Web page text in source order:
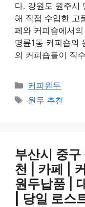
다. 강원도 원주시
해 직접 수입한 고
페와 커피숍에서
명륜1동 커피숍의
의 커피숍들이 직
카
테
커피원두
태
원두 추천
부산시 중
천 | 카페 |
원두납품 |
| 당일 로